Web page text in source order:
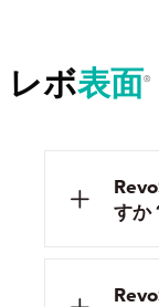
レボ表面®
すか